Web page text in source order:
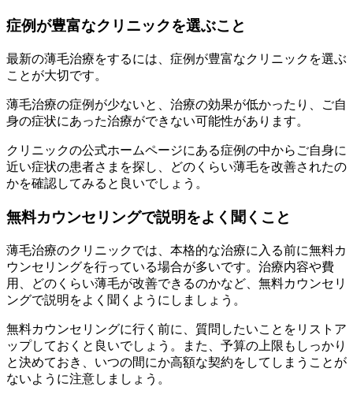
症例が豊富なクリニックを選ぶこと
最新の薄毛治療をするには、症例が豊富なクリニックを選ぶ
ことが大切です。
薄毛治療の症例が少ないと、治療の効果が低かったり、ご自
身の症状にあった治療ができない可能性があります。
クリニックの公式ホームページにある症例の中からご自身に
近い症状の患者さまを探し、どのくらい薄毛を改善されたの
かを確認してみると良いでしょう。
無料カウンセリングで説明をよく聞くこと
薄毛治療のクリニックでは、本格的な治療に入る前に無料カ
ウンセリングを行っている場合が多いです。治療内容や費
用、どのくらい薄毛が改善できるのかなど、無料カウンセリ
ングで説明をよく聞くようにしましょう。
無料カウンセリングに行く前に、質問したいことをリストア
ップしておくと良いでしょう。また、予算の上限もしっかり
と決めておき、いつの間にか高額な契約をしてしまうことが
ないように注意しましょう。